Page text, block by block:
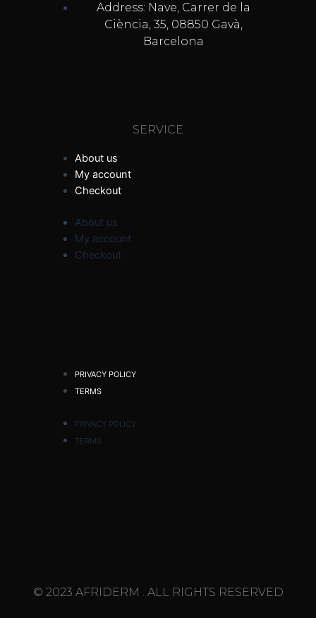
Address: Nave, Carrer de la
Ciència, 35, 08850 Gavà,
Barcelona
SERVICE
About us
My account
Checkout
About us
My account
Checkout
PRIVACY POLICY
TERMS
PRIVACY POLICY
TERMS
© 2023 AFRIDERM . ALL RIGHTS RESERVED